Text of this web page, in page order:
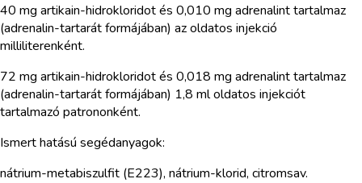
40 mg artikain-hidrokloridot és 0,010 mg adrenalint tartalmaz
(adrenalin-tartarát formájában) az oldatos injekció
milliliterenként.
72 mg artikain-hidrokloridot és 0,018 mg adrenalint tartalmaz
(adrenalin-tartarát formájában) 1,8 ml oldatos injekciót
tartalmazó patrononként.
Ismert hatású segédanyagok:
nátrium-metabiszulfit (E223), nátrium-klorid, citromsav.